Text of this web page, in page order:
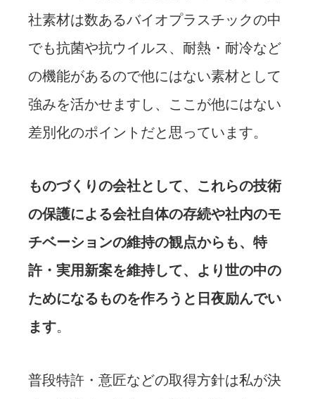
社素材は数あるバイオプラスチックの中
でも抗菌や抗ウイルス、耐熱・耐冷など
の機能があるので他にはない素材として
強みを活かせますし、ここが他にはない
差別化のポイントだと思っています。
ものづくりの会社として、これらの技術
の保護による会社自体の存続や社内のモ
チベーションの維持の観点からも、特
許・実用新案を維持して、より世の中の
ためになるものを作ろうと日夜励んでい
ます。
普段特許・意匠などの取得方針は私が決